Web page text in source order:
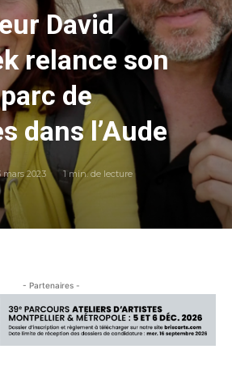
David
relance son
de
dans l’Aude
mars 2023 1 min. de lecture
- Partenaires -